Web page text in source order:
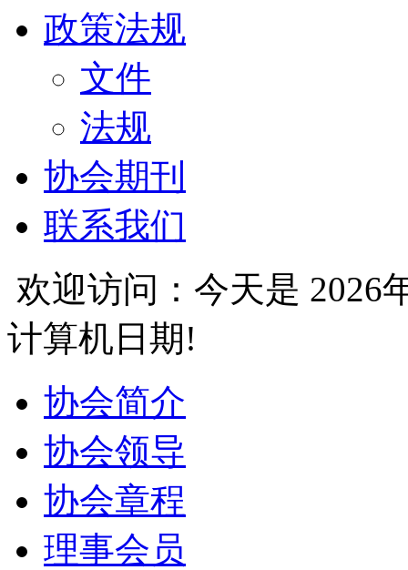
政策法规
文件
法规
协会期刊
联系我们
欢迎访问：今天是 2026
计算机日期!
协会简介
协会领导
协会章程
理事会员